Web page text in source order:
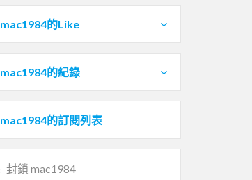
mac1984的Like
mac1984的紀錄
mac1984的訂閱列表
封鎖 mac1984